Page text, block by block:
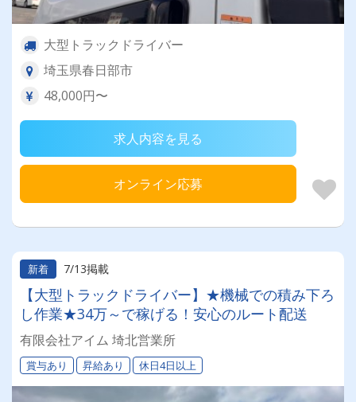
大型トラックドライバー
埼玉県春日部市
48,000円〜
求人内容を見る
オンライン応募
新着 7/13掲載
【大型トラックドライバー】★機械での積み下ろ
し作業★34万～で稼げる！安心のルート配送
有限会社アイム 埼北営業所
賞与あり 昇給あり 休日4日以上